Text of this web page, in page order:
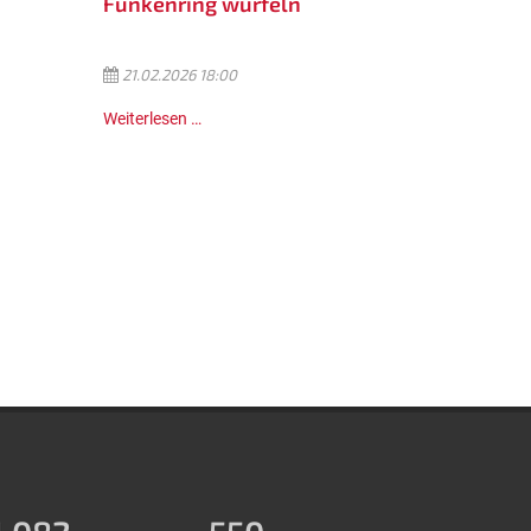
21.02.2026 18:00
Weiterlesen …